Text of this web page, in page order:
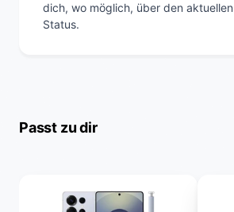
dich, wo möglich, über den
Status.
Passt zu dir